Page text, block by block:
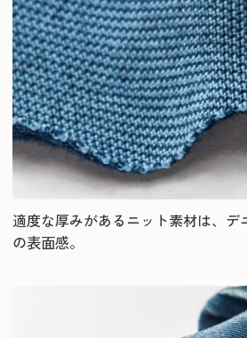
適度な厚みがあるニット素材は、デ
の表面感。